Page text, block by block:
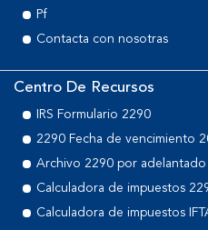
Pf
Contacta con nosotras
Centro De Recursos
IRS Formulario 2290
2290 Fecha de vencimiento
Archivo 2290 por adelantado
Calculadora de impuestos
Calculadora de impuestos